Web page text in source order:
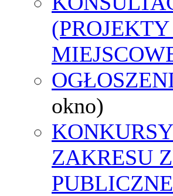
okno)
ZAKRESU